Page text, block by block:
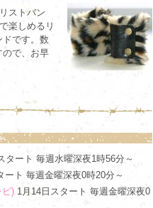
ストバン
楽しめるリ
です。数
ので、お早
タート 毎週水曜深夜1時56分～
ート 毎週金曜深夜0時20分～
ビ) 1月14日スタート 毎週金曜深夜0